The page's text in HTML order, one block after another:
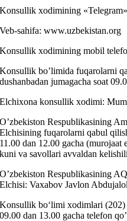
Konsullik xodimining
Veb-sahifa: www.uzbekistan.org
Konsullik xodimining mobil
Konsullik bo’limida fuqarolarni
dushanbadan jumagacha soat
Elchixona konsullik xodimi:
O’zbekiston Respublikasining
Elchisining fuqarolarni qabul
11.00 dan 12.00 gacha
kuni va savollari avvaldan
O’zbekiston Respublikasining
Elchisi: Vaxabov Javlon
Konsullik bo‘limi xodimlari
09.00 dan 13.00 gacha telefon